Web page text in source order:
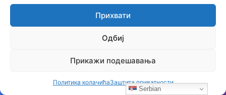
Прихвати
Одбиј
Прикажи подешавања
Политика колачићаЗаштита приватности
Историја Немањићи
ОШ Бубањски хероји Руси Русија Свети Сава
Serbian